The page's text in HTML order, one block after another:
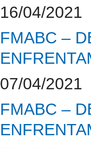
16/04/2021
FMABC –
07/04/2021
FMABC –